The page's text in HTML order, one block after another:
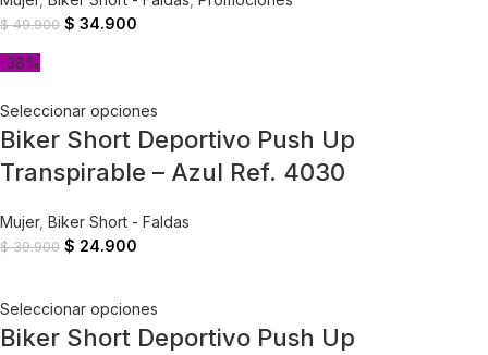
$49.900 $ 34.900
-38%
Seleccionar opciones
Biker Short Deportivo Push Up
Transpirable – Azul Ref. 4030
Mujer, Biker Short - Faldas
$39.900 $ 24.900
Seleccionar opciones
Biker Short Deportivo Push Up